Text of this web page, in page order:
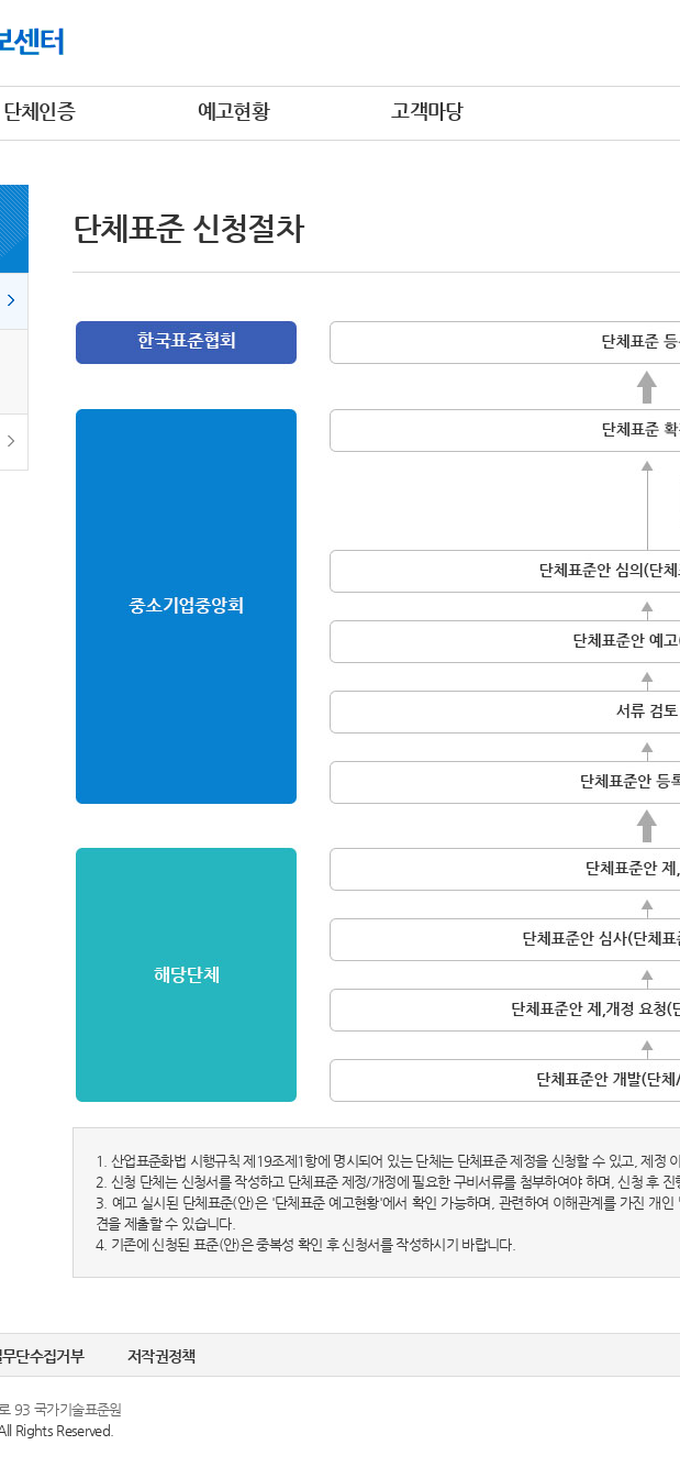
단체인증 예고현황 고객마당
단체표준 신청절차
1. 산업표준화법 시행규칙 제19조제1항에 명시되어 있는 단체는 단체표준 제정을 신청할 수 있고, 제정
2. 신청 단체는 신청서를 작성하고 단체표준 제정/개정에 필요한 구비서류를 첨부하여야 하며, 신청 후
3. 예고 실시된 단체표준(안)은 '단체표준 예고현황'에서 확인 가능하며, 관련하여 이해관계를 가진 개
견을 제출할 수 있습니다.
4. 기존에 신청된 표준(안)은 중복성 확인 후 신청서를 작성하시기 바랍니다.
단수집거부 저작권정책
93 국가기술표준원
Rights Reserved.